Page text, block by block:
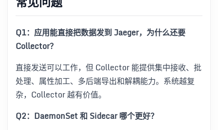
Q1：应用能直接把数据发到 Jaeger，为什么还要
Collector？
直接发送可以工作，但 Collector 能提供集中接收、批
处理、属性加工、多后端导出和解耦能力。系统越复
杂，Collector 越有价值。
Q2：DaemonSet 和 Sidecar 哪个更好？